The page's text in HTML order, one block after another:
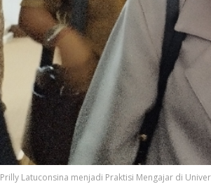
e
r
b
i
s
n
i
a
l
a
m
r
Prilly Latuconsina menjadi Praktisi Mengajar di